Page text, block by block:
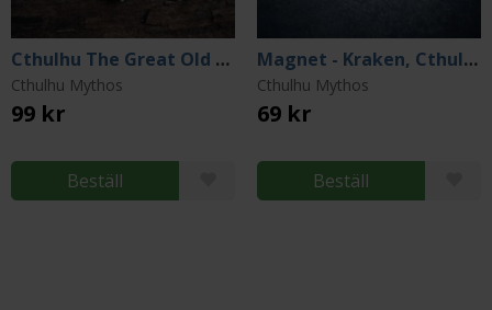
Cthulhu The Great Old One Black & Silver Pin
Cthulhu Mythos
99 kr
Beställ
Magnet - Kraken, Cthulhu, Octopus
Cthulhu Mythos
69 kr
Beställ